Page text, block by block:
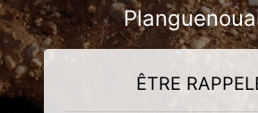
ÊTRE